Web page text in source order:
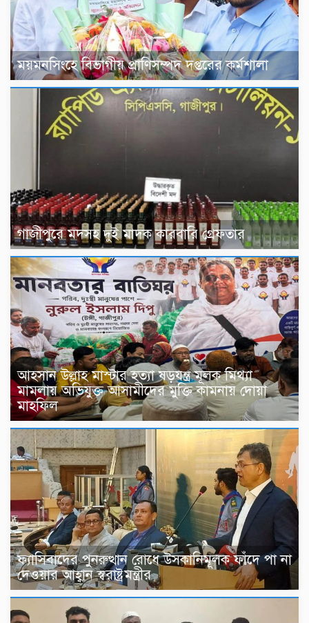
ময়মনসিংহে বিভাগীয় প্রাণিসম্পদ দপ্তরের কর্মশালা
গাজীপুরে মদসহ দুই মাদক কারবারি গ্রেফতার
আহসান উল্লাহ মাস্টার হত্যা ষড়যন্ত্র মূলক মিথ্যা
মামলায় অভিযুক্ত আসামীদের মুক্তি কামনায় দোয়া
মাহফিল
ফ্যাসিবাদের পুনরুত্থান রোধে উসকানিমূলক ফাঁদে পা না
দেওয়ার আহ্বান স্বরাষ্ট্রমন্ত্রীর